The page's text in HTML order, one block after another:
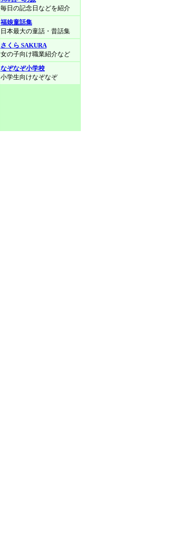
毎日の記念日などを紹介
福娘童話集
日本最大の童話・昔話集
さくら SAKURA
女の子向け職業紹介など
なぞなぞ小学校
小学生向けなぞなぞ